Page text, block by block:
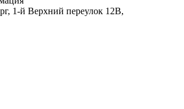
1-й Верхний переулок 12В,